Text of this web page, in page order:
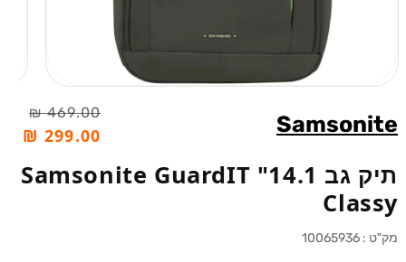
Samsonite
מחיר
469.00 ₪
מחיר
299.00 ₪
תיק גב 14.1" Samsonite GuardIT
Classy
מק"ט : 10065936
בחלונית